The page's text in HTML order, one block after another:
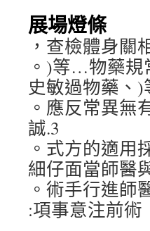
展場燈條
，查檢體身關
。)等…物藥規
史敏過物藥、
。應反常異無
誠.3
。式方的適用
細仔面當師醫
。術手行進師
:項事意注前術